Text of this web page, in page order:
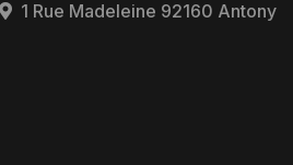
1 Rue Madeleine 92160 Antony